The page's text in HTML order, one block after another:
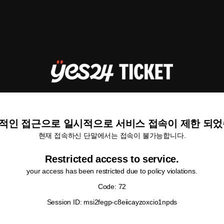
인 접근으로 일시적으로 서비스 접속이 제한 되
현재 접속하신 단말에서는 접속이 불가능합니다.
Restricted access to service.
your access has been restricted due to policy violations.
Code: 72
Session ID: msi2fegp-c8eiicayzoxcio1npds